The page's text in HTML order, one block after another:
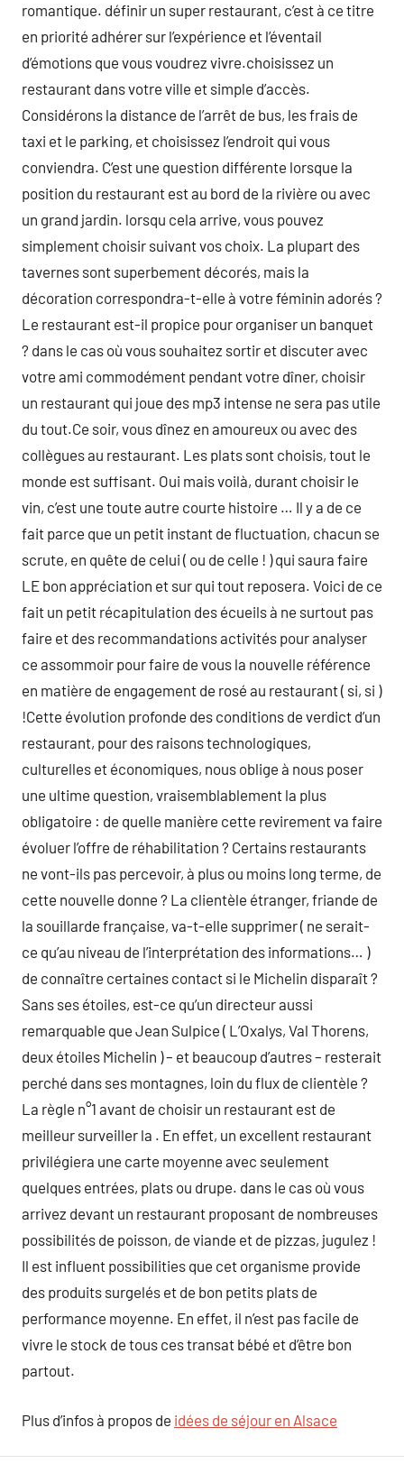
romantique. définir un super restaurant, c’est à ce titre
en priorité adhérer sur l’expérience et l’éventail
d’émotions que vous voudrez vivre.choisissez un
restaurant dans votre ville et simple d’accès.
Considérons la distance de l’arrêt de bus, les frais de
taxi et le parking, et choisissez l’endroit qui vous
conviendra. C’est une question différente lorsque la
position du restaurant est au bord de la rivière ou avec
un grand jardin. lorsqu cela arrive, vous pouvez
simplement choisir suivant vos choix. La plupart des
tavernes sont superbement décorés, mais la
décoration correspondra-t-elle à votre féminin adorés ?
Le restaurant est-il propice pour organiser un banquet
? dans le cas où vous souhaitez sortir et discuter avec
votre ami commodément pendant votre dîner, choisir
un restaurant qui joue des mp3 intense ne sera pas utile
du tout.Ce soir, vous dînez en amoureux ou avec des
collègues au restaurant. Les plats sont choisis, tout le
monde est suffisant. Oui mais voilà, durant choisir le
vin, c’est une toute autre courte histoire … Il y a de ce
fait parce que un petit instant de fluctuation, chacun se
scrute, en quête de celui ( ou de celle ! ) qui saura faire
LE bon appréciation et sur qui tout reposera. Voici de ce
fait un petit récapitulation des écueils à ne surtout pas
faire et des recommandations activités pour analyser
ce assommoir pour faire de vous la nouvelle référence
en matière de engagement de rosé au restaurant ( si, si )
!Cette évolution profonde des conditions de verdict d’un
restaurant, pour des raisons technologiques,
culturelles et économiques, nous oblige à nous poser
une ultime question, vraisemblablement la plus
obligatoire : de quelle manière cette revirement va faire
évoluer l’offre de réhabilitation ? Certains restaurants
ne vont-ils pas percevoir, à plus ou moins long terme, de
cette nouvelle donne ? La clientèle étranger, friande de
la souillarde française, va-t-elle supprimer ( ne serait-
ce qu’au niveau de l’interprétation des informations… )
de connaître certaines contact si le Michelin disparaît ?
Sans ses étoiles, est-ce qu’un directeur aussi
remarquable que Jean Sulpice ( L’Oxalys, Val Thorens,
deux étoiles Michelin ) – et beaucoup d’autres – resterait
perché dans ses montagnes, loin du flux de clientèle ?
La règle n°1 avant de choisir un restaurant est de
meilleur surveiller la . En effet, un excellent restaurant
privilégiera une carte moyenne avec seulement
quelques entrées, plats ou drupe. dans le cas où vous
arrivez devant un restaurant proposant de nombreuses
possibilités de poisson, de viande et de pizzas, jugulez !
Il est influent possibilities que cet organisme provide
des produits surgelés et de bon petits plats de
performance moyenne. En effet, il n’est pas facile de
vivre le stock de tous ces transat bébé et d’être bon
partout.
Plus d’infos à propos de idées de séjour en Alsace